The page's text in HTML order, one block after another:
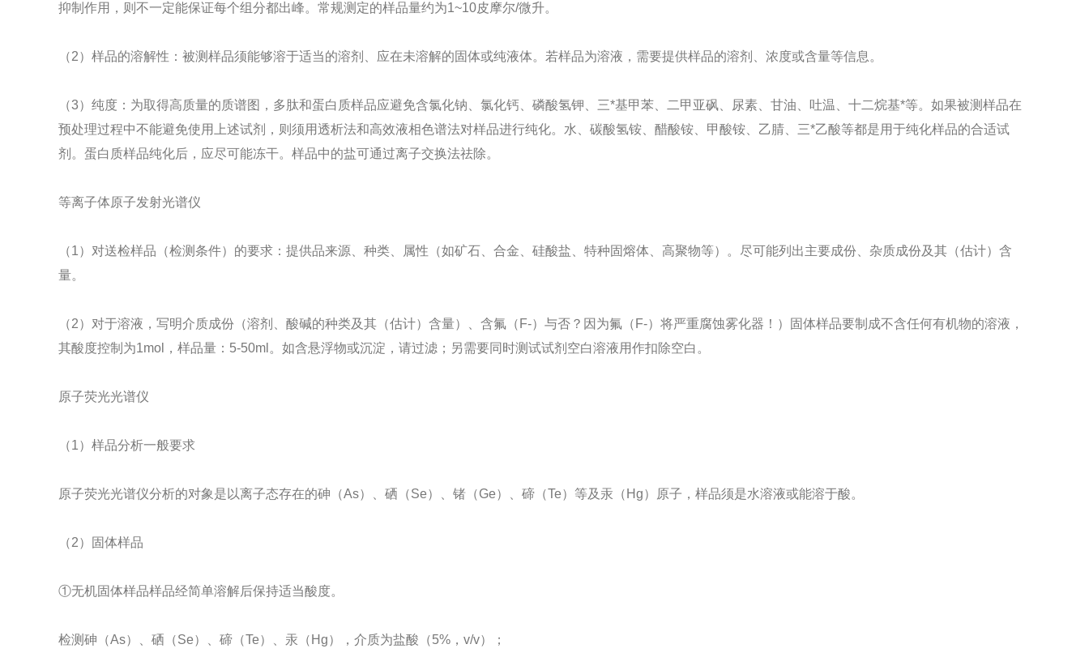
抑制作用，则不一定能保证每个组分都出峰。常规测定的样品量约为1~10皮摩尔/微升。
（2）样品的溶解性：被测样品须能够溶于适当的溶剂、应在未溶解的固体或纯液体。若样品为溶液，需要提供样品的溶剂、浓度或含量等信息。
（3）纯度：为取得高质量的质谱图，多肽和蛋白质样品应避免含氯化钠、氯化钙、磷酸氢钾、三*基甲苯、二甲亚砜、尿素、甘油、吐温、十二烷基*等。如果被测样品在
预处理过程中不能避免使用上述试剂，则须用透析法和高效液相色谱法对样品进行纯化。水、碳酸氢铵、醋酸铵、甲酸铵、乙腈、三*乙酸等都是用于纯化样品的合适试
剂。蛋白质样品纯化后，应尽可能冻干。样品中的盐可通过离子交换法祛除。
等离子体原子发射光谱仪
（1）对送检样品（检测条件）的要求：提供品来源、种类、属性（如矿石、合金、硅酸盐、特种固熔体、高聚物等）。尽可能列出主要成份、杂质成份及其（估计）含
量。
（2）对于溶液，写明介质成份（溶剂、酸碱的种类及其（估计）含量）、含氟（F-）与否？因为氟（F-）将严重腐蚀雾化器！）固体样品要制成不含任何有机物的溶液，
其酸度控制为1mol，样品量：5-50ml。如含悬浮物或沉淀，请过滤；另需要同时测试试剂空白溶液用作扣除空白。
原子荧光光谱仪
（1）样品分析一般要求
原子荧光光谱仪分析的对象是以离子态存在的砷（As）、硒（Se）、锗（Ge）、碲（Te）等及汞（Hg）原子，样品须是水溶液或能溶于酸。
（2）固体样品
①无机固体样品样品经简单溶解后保持适当酸度。
检测砷（As）、硒（Se）、碲（Te）、汞（Hg），介质为盐酸（5%，v/v）；